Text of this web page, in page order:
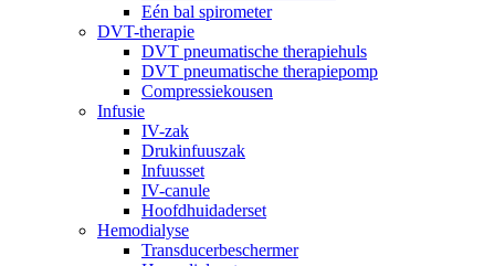
Eén bal spirometer
DVT-therapie
DVT pneumatische therapiehuls
DVT pneumatische therapiepomp
Compressiekousen
Infusie
IV-zak
Drukinfuuszak
Infuusset
IV-canule
Hoofdhuidaderset
Hemodialyse
Transducerbeschermer